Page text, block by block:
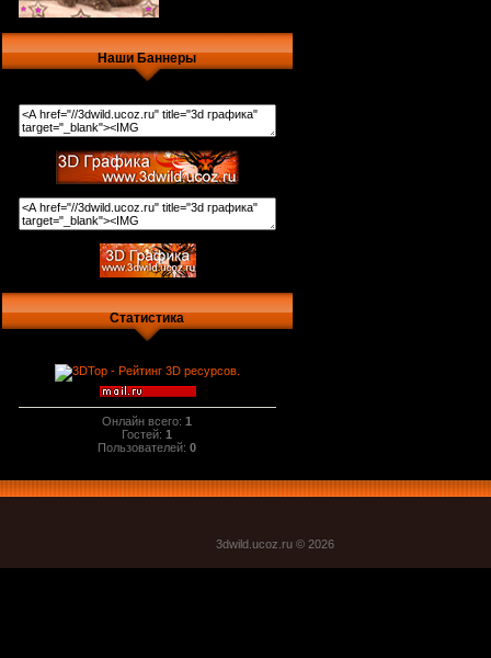
Наши Баннеры
Статистика
Онлайн всего:1
Гостей:1
Пользователей:0